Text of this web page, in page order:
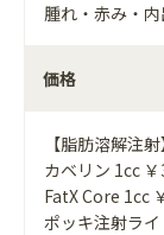
腫れ・赤み・
価格
【脂肪溶解注射
カベリン 1cc
FatX Core 1cc
ポッキ注射ラ